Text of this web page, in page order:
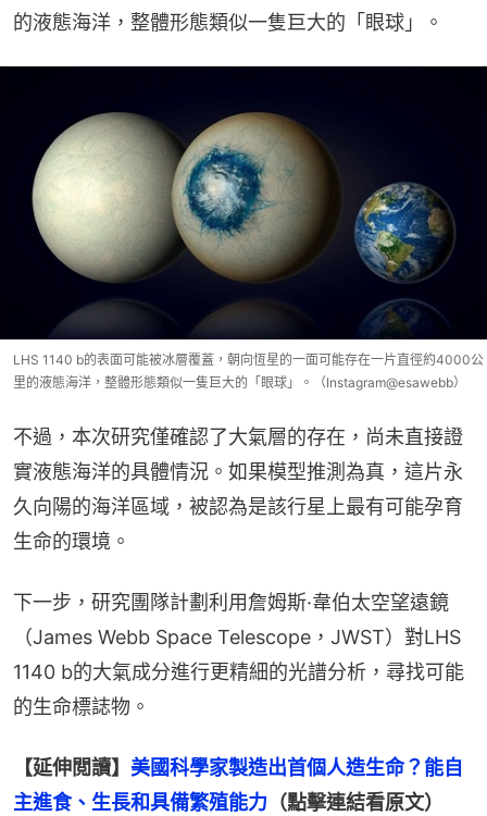
的液態海洋，整體形態類似一隻巨大的「眼球」。
LHS 1140 b的表面可能被冰層覆蓋，朝向恆星的一面可能存在一片直徑約4000公
里的液態海洋，整體形態類似一隻巨大的「眼球」。（Instagram@esawebb）
不過，本次研究僅確認了大氣層的存在，尚未直接證
實液態海洋的具體情況。如果模型推測為真，這片永
久向陽的海洋區域，被認為是該行星上最有可能孕育
生命的環境。
下一步，研究團隊計劃利用詹姆斯·韋伯太空望遠鏡
（James Webb Space Telescope，JWST）對LHS
1140 b的大氣成分進行更精細的光譜分析，尋找可能
的生命標誌物。
【延伸閲讀】 美國科學家製造出首個人造生命？能自
主進食、生長和具備繁殖能力 （點擊連結看原文）